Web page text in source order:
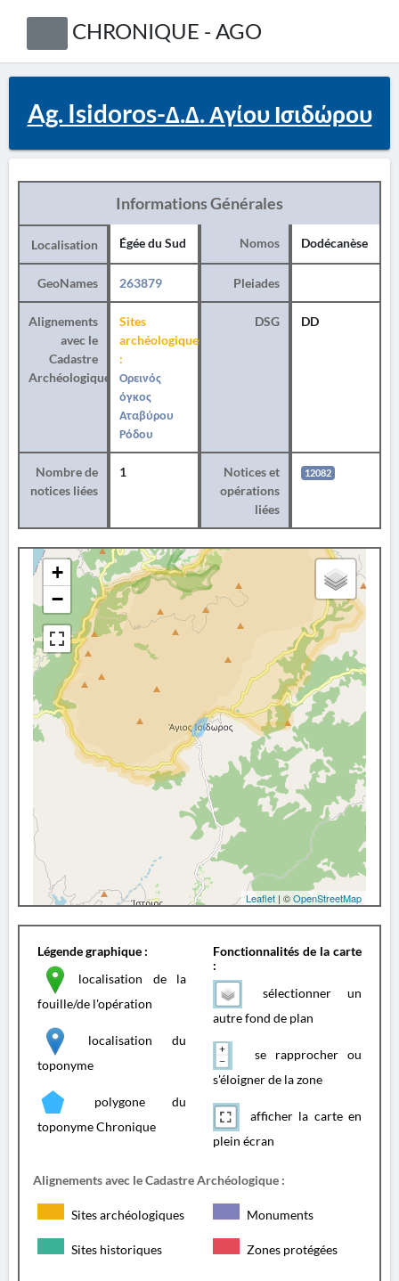
CHRONIQUE - AGO
Ag. Isidoros-Δ.Δ. Αγίου Ισιδώρου
Informations Générales
Localisation Égée du Sud Nomos Dodécanèse
GeoNames 263879 Pleiades
Alignements
avec le
Cadastre
Archéologique
Sites
archéologiques
:
Ορεινός
όγκος
Αταβύρου
Ρόδου
DSG DD
Nombre de
notices liées
1
Notices et
opérations
liées
12082
+
−
Leaflet | ©OpenStreetMap
Légende graphique :
localisation de la
fouille/de l'opération
localisation du
toponyme
polygone du
toponyme Chronique
Fonctionnalités de la carte
:
sélectionner un
autre fond de plan
se rapprocher ou
s'éloigner de la zone
afficher la carte en
plein écran
Alignements avec le Cadastre Archéologique :
Sites archéologiques Monuments
Sites historiques Zones protégées